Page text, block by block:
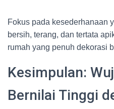
Fokus pada kesederhanaan
bersih, terang, dan tertata
rumah yang penuh dekorasi
Kesimpulan:
Bernilai Tinggi